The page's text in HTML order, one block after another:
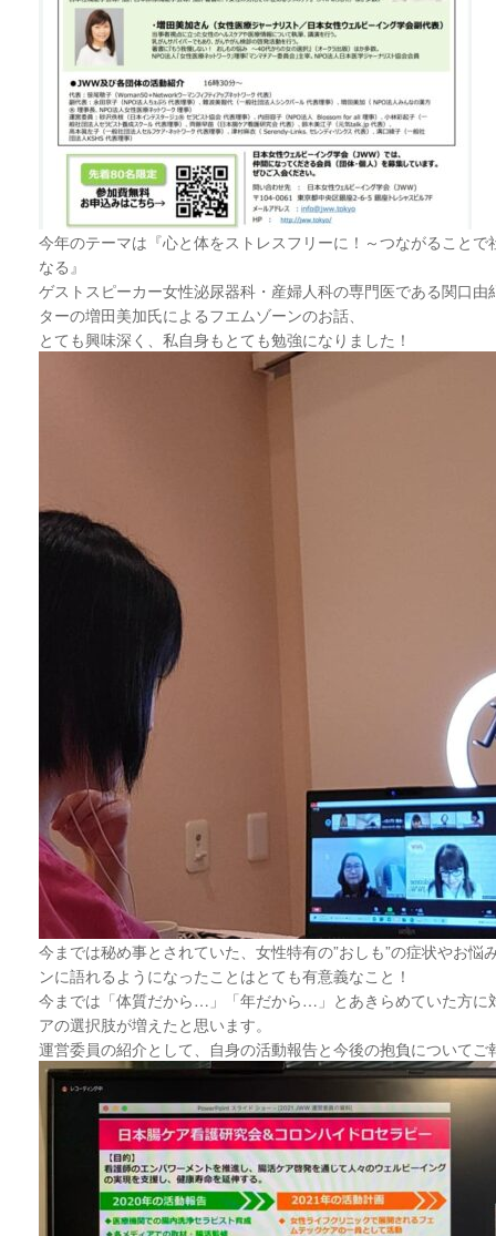
今年のテーマは『心と体をストレスフリーに！～つながることで
なる』
ゲストスピーカー女性泌尿器科・産婦人科の専門医である関口由
ターの増田美加氏によるフエムゾーンのお話、
とても興味深く、私自身もとても勉強になりました！
今までは秘め事とされていた、女性特有の”おしも”の症状やお悩
ンに語れるようになったことはとても有意義なこと！
今までは「体質だから…」「年だから…」とあきらめていた方に
アの選択肢が増えたと思います。
運営委員の紹介として、自身の活動報告と今後の抱負についてご